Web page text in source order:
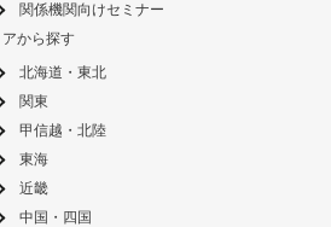
関係機関向けセミナー
アから探す
北海道・東北
関東
甲信越・北陸
東海
近畿
中国・四国